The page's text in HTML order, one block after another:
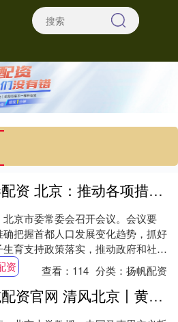
金港配资 北京：推动各项措施精准有效落地 降低生育、养育、教育成本
北京市委常委会召开会议。会议要
确把握首都人口发展变化趋势，抓好
生育支持政策落实，推动政府和社会
理，促进首都人口长远健康发展。紧
要....
资 查看： 114 分类：扬帆配资
华屹配资官网 清风北京丨黄枬森：“我只坚持所追求的真理”